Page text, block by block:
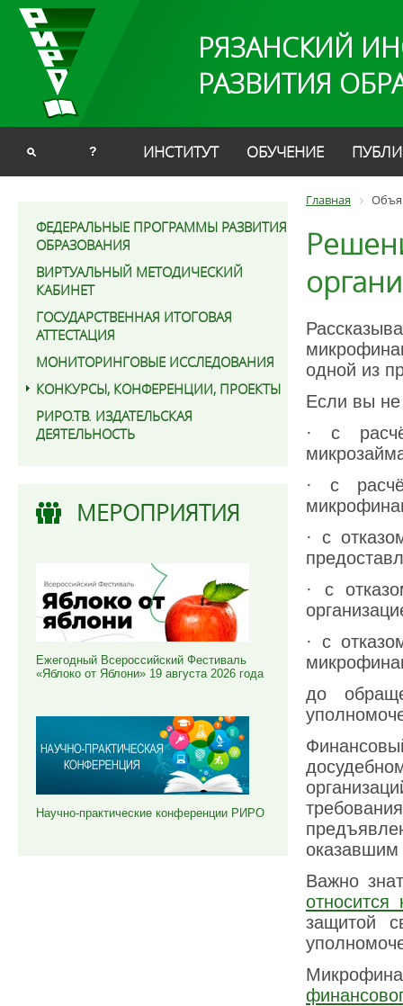
РЯЗАНСКИЙ
РАЗВИТИЯ
? ИНСТИТУТ ОБУЧЕНИЕ
ФЕДЕРАЛЬНЫЕ ПРОГРАММЫ РАЗВИТИЯ
ОБРАЗОВАНИЯ
ВИРТУАЛЬНЫЙ МЕТОДИЧЕСКИЙ
КАБИНЕТ
ГОСУДАРСТВЕННАЯ ИТОГОВАЯ
АТТЕСТАЦИЯ
МОНИТОРИНГОВЫЕ ИССЛЕДОВАНИЯ
КОНКУРСЫ, КОНФЕРЕНЦИИ, ПРОЕКТЫ
РИРО.ТВ. ИЗДАТЕЛЬСКАЯ
ДЕЯТЕЛЬНОСТЬ
МЕРОПРИЯТИЯ
Ежегодный Всероссийский Фестиваль
«Яблоко от Яблони» 19 августа 2026 года
Научно-практические конференции РИРО
Главная
одной из
Если вы не
· с
· с
· с
· с
· с
до
Важно
относится
защитой